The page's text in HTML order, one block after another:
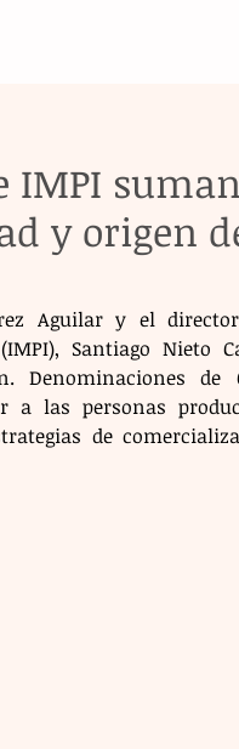
IMPI
y origen
Aguilar y el
Santiago Nieto
Denominaciones de
a las personas
de